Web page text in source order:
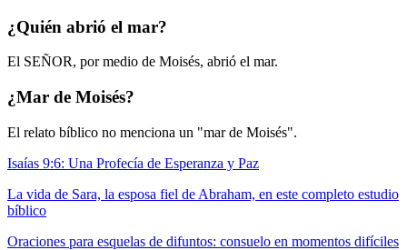
¿Quién abrió el mar?
El SEÑOR, por medio de Moisés, abrió el mar.
¿Mar de Moisés?
El relato bíblico no menciona un "mar de Moisés".
Isaías 9:6: Una Profecía de Esperanza y Paz
La vida de Sara, la esposa fiel de Abraham, en este completo estudio
bíblico
Oraciones para esquelas de difuntos: consuelo en momentos difíciles